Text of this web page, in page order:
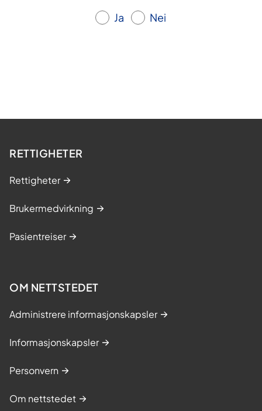
Ja Nei
RETTIGHETER
Rettigheter
Brukermedvirkning
Pasientreiser
OM NETTSTEDET
Administrere informasjonskapsler
Informasjonskapsler
Personvern
Om nettstedet